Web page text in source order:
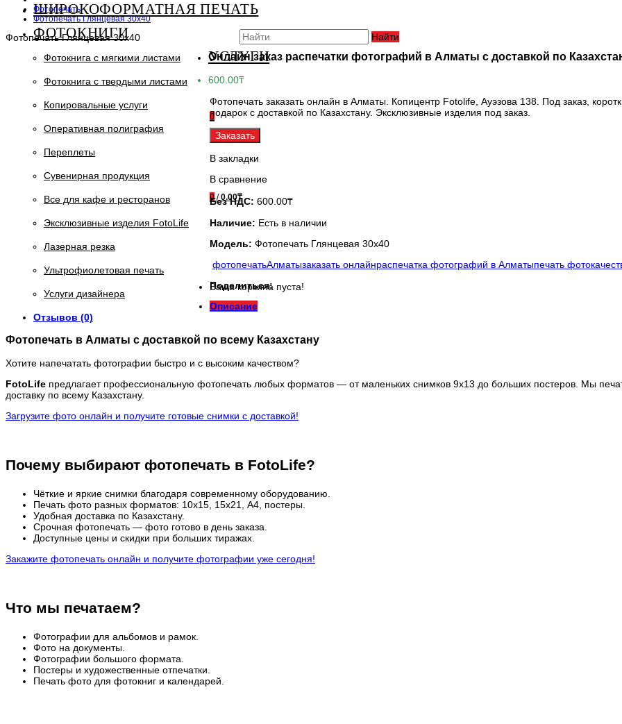
ШИРОКОФОРМАТНАЯ ПЕЧАТЬ
ФОТОКНИГИ
Фотокнига с мягкими листами
Фотокнига с твердыми листами
УСЛУГИ
Копировальные услуги
Оперативная полиграфия
Переплеты
Сувенирная продукция
Все для кафе и ресторанов
Эксклюзивные изделия FotoLife
Лазерная резка
Ультрофиолетовая печать
Услуги дизайнера
Найти
0
0 / 0.00₸
Ваша корзина пуста!
Фотопечать
Фотопечать Глянцевая 30x40
Фотопечать Глянцевая 30x40
Онлайн заказ распечатки фотографий в Алматы с доставкой по
600.00₸
Фотопечать заказать онлайн в Алматы. Копицентр Fotolife, Ауэзова 138. Под заказ,
подарок с доставкой по Казахстану. Эксклюзивные изделия под заказ.
Заказать
В закладки
В сравнение
Без НДС: 600.00₸
Наличие: Есть в наличии
Модель: Фотопечать Глянцевая 30x40
фотопечатьАлматызаказать онлайнраспечатка фотографий в Алматыпечать фото
Поделиться:
Описание
Отзывов (0)
Фотопечать в Алматы с доставкой по всему Казахстану
Хотите напечатать фотографии быстро и с высоким качеством?
FotoLife предлагает профессиональную фотопечать любых форматов — от маленьких снимков 9х13 до больших постеров. Мы
доставку по всему Казахстану.
Загрузите фото онлайн и получите готовые снимки с доставкой!
Почему выбирают фотопечать в FotoLife?
Чёткие и яркие снимки благодаря современному оборудованию.
Печать фото разных форматов: 10х15, 15х21, А4, постеры.
Удобная доставка по Казахстану.
Срочная фотопечать — фото готово в день заказа.
Доступные цены и скидки при больших тиражах.
Закажите фотопечать онлайн и получите фотографии уже сегодня!
Что мы печатаем?
Фотографии для альбомов и рамок.
Фото на документы.
Фотографии большого формата.
Постеры и художественные отпечатки.
Печать фото для фотокниг и календарей.